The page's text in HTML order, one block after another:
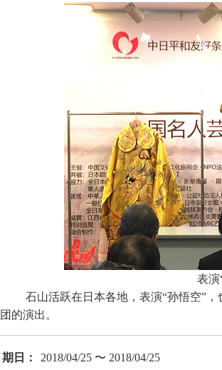
表演
石山活跃在日本各地，表演“孙悟空”
团的演出。
期日：
2018/04/25 〜 2018/04/25